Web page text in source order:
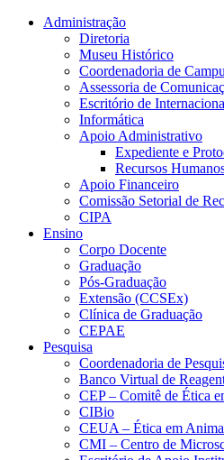
Conteúdo principal Menu principal
Administração
Diretoria
Museu Histórico
Coordenadoria de
Assessoria de
Escritório de
Informática
Apoio Administrativo
Expediente e
Recursos
Apoio Financeiro
Comissão Setorial de
CIPA
Ensino
Corpo Docente
Graduação
Pós-Graduação
Extensão (CCSEx)
Clínica de Graduação
CEPAE
Pesquisa
Coordenadoria de
Banco Virtual de
CEP – Comitê de Ética
CIBio
CEUA – Ética em
CMI – Centro de